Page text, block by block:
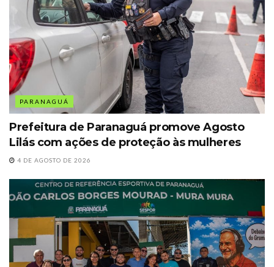
PARANAGUÁ
Prefeitura de Paranaguá promove Agosto
Lilás com ações de proteção às mulheres
4 DE AGOSTO DE 2026